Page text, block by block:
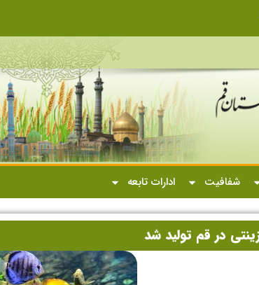
شفافیت ادارات تابعه
در قم تولید شد